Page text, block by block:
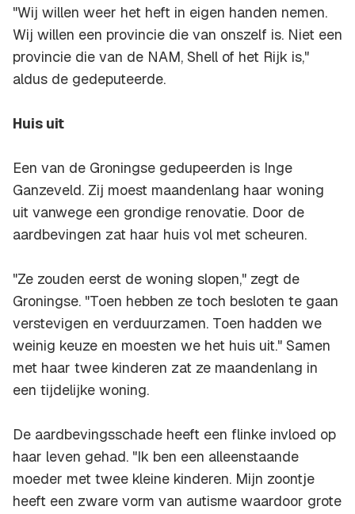
"Wij willen weer het heft in eigen handen nemen.
Wij willen een provincie die van onszelf is. Niet een
provincie die van de NAM, Shell of het Rijk is,"
aldus de gedeputeerde.
Huis uit
Een van de Groningse gedupeerden is Inge
Ganzeveld. Zij moest maandenlang haar woning
uit vanwege een grondige renovatie. Door de
aardbevingen zat haar huis vol met scheuren.
"Ze zouden eerst de woning slopen," zegt de
Groningse. "Toen hebben ze toch besloten te gaan
verstevigen en verduurzamen. Toen hadden we
weinig keuze en moesten we het huis uit." Samen
met haar twee kinderen zat ze maandenlang in
een tijdelijke woning.
De aardbevingsschade heeft een flinke invloed op
haar leven gehad. "Ik ben een alleenstaande
moeder met twee kleine kinderen. Mijn zoontje
heeft een zware vorm van autisme waardoor grote